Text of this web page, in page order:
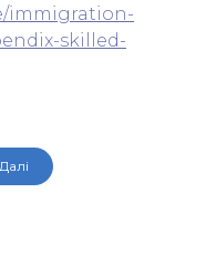
immigration-
skilled-
Далі